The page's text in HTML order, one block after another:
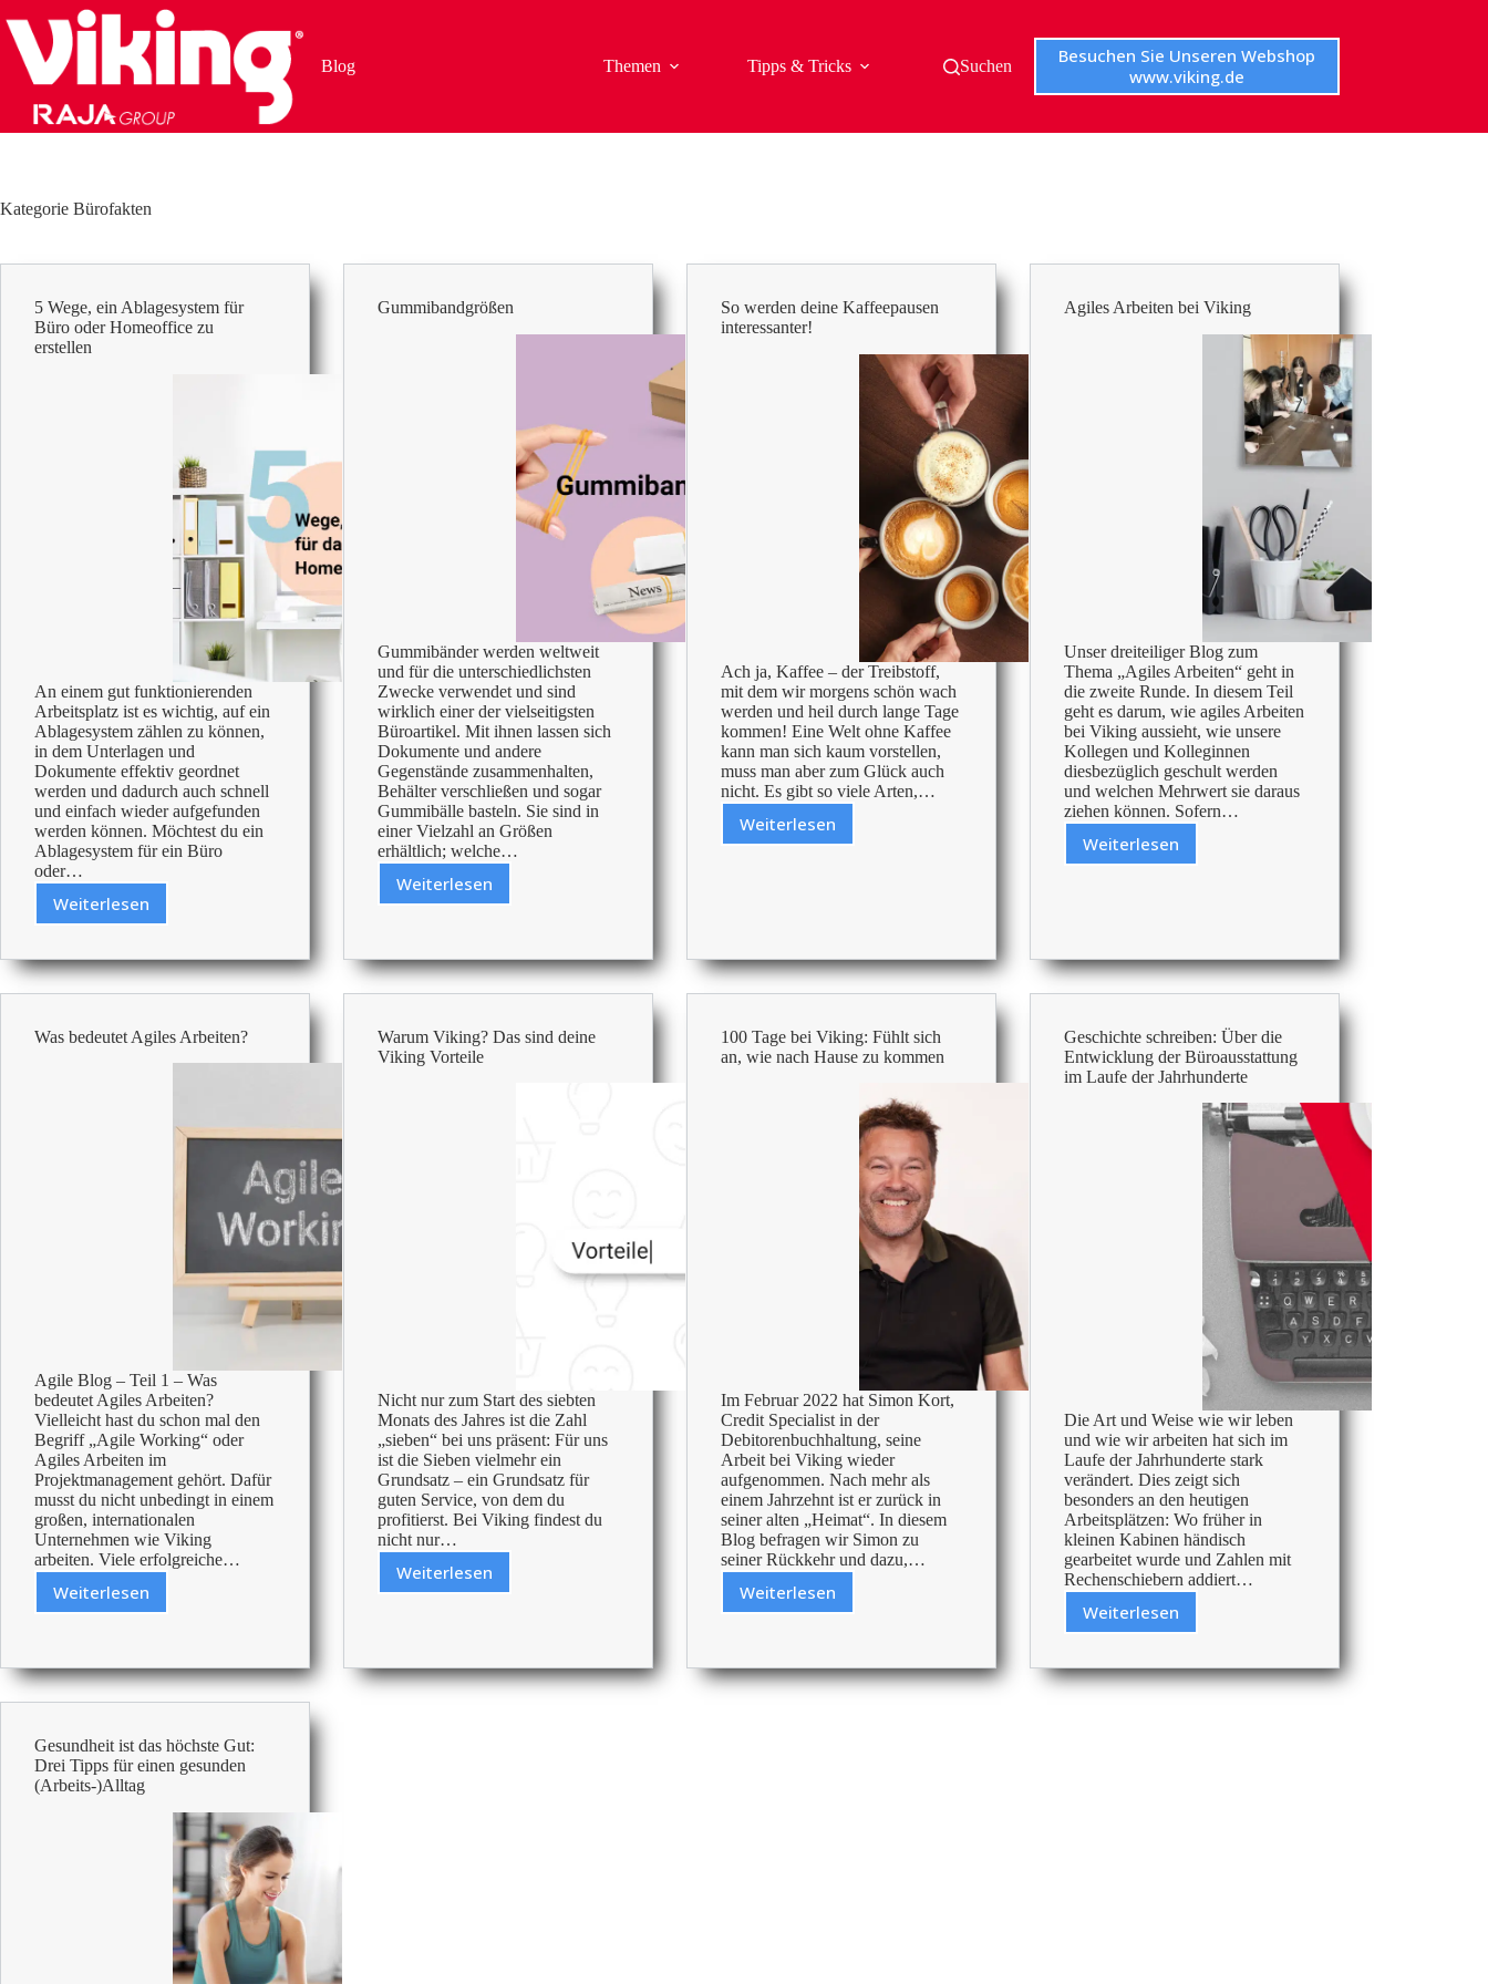
Inhalt
springen
Blog
Themen Tipps & Tricks Suchen
Besuchen Sie Unseren Webshop
www.viking.de
Kategorie Bürofakten
5 Wege, ein Ablagesystem für
Büro oder Homeoffice zu
erstellen
An einem gut funktionierenden
Arbeitsplatz ist es wichtig, auf ein
Ablagesystem zählen zu können,
in dem Unterlagen und
Dokumente effektiv geordnet
werden und dadurch auch schnell
und einfach wieder aufgefunden
werden können. Möchtest du ein
Ablagesystem für ein Büro
oder…
Weiterlesen
5
ein
Ablagesystem
für
oder
Homeoffice
Gummibandgrößen
Gummibänder werden weltweit
und für die unterschiedlichsten
Zwecke verwendet und sind
wirklich einer der vielseitigsten
Büroartikel. Mit ihnen lassen sich
Dokumente und andere
Gegenstände zusammenhalten,
Behälter verschließen und sogar
Gummibälle basteln. Sie sind in
einer Vielzahl an Größen
erhältlich; welche…
WeiterlesenGummibandgrößen
So werden deine Kaffeepausen
interessanter!
Ach ja, Kaffee – der Treibstoff,
mit dem wir morgens schön wach
werden und heil durch lange Tage
kommen! Eine Welt ohne Kaffee
kann man sich kaum vorstellen,
muss man aber zum Glück auch
nicht. Es gibt so viele Arten,…
Weiterlesen
So
Agiles Arbeiten bei Viking
Unser dreiteiliger Blog zum
Thema „Agiles Arbeiten“ geht in
die zweite Runde. In diesem Teil
geht es darum, wie agiles Arbeiten
bei Viking aussieht, wie unsere
Kollegen und Kolleginnen
diesbezüglich geschult werden
und welchen Mehrwert sie daraus
ziehen können. Sofern…
Weiterlesen
Agiles
Was bedeutet Agiles Arbeiten?
Agile Blog – Teil 1 – Was
bedeutet Agiles Arbeiten?
Vielleicht hast du schon mal den
Begriff „Agile Working“ oder
Agiles Arbeiten im
Projektmanagement gehört. Dafür
musst du nicht unbedingt in einem
großen, internationalen
Unternehmen wie Viking
arbeiten. Viele erfolgreiche…
Weiterlesen
Was
Arbeiten?
Warum Viking? Das sind deine
Viking Vorteile
Nicht nur zum Start des siebten
Monats des Jahres ist die Zahl
„sieben“ bei uns präsent: Für uns
ist die Sieben vielmehr ein
Grundsatz – ein Grundsatz für
guten Service, von dem du
profitierst. Bei Viking findest du
nicht nur…
Weiterlesen
Warum
deine
Viking
100 Tage bei Viking: Fühlt sich
an, wie nach Hause zu kommen
Im Februar 2022 hat Simon Kort,
Credit Specialist in der
Debitorenbuchhaltung, seine
Arbeit bei Viking wieder
aufgenommen. Nach mehr als
einem Jahrzehnt ist er zurück in
seiner alten „Heimat“. In diesem
Blog befragen wir Simon zu
seiner Rückkehr und dazu,…
Weiterlesen
100
Viking:
Fühlt
Geschichte schreiben: Über die
Entwicklung der Büroausstattung
im Laufe der Jahrhunderte
Die Art und Weise wie wir leben
und wie wir arbeiten hat sich im
Laufe der Jahrhunderte stark
verändert. Dies zeigt sich
besonders an den heutigen
Arbeitsplätzen: Wo früher in
kleinen Kabinen händisch
gearbeitet wurde und Zahlen mit
Rechenschiebern addiert…
Weiterlesen
Geschichte
Über
die
Gesundheit ist das höchste Gut:
Drei Tipps für einen gesunden
(Arbeits-)Alltag